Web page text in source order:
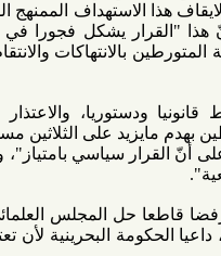
الممنهج الذي يهدف
يشكل فجورا في الخصومة
والانتقام بمعاقبة
والاعتذار عن كافة
على الثلاثين مسجدا، وفي
سياسي بامتياز"، وهو بمثابة
المجلس العلمائي كما أنّ
البحرينية لأن تعتذر وتبادر